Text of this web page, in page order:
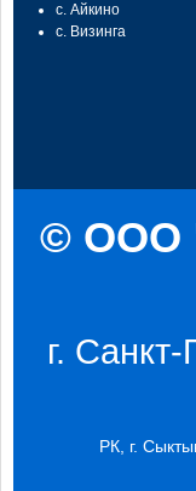
с. Айкино
с. Визинга
© ООО
г.
РК, г.